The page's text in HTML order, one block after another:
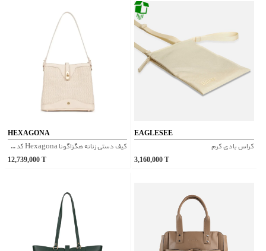
HEXAGONA
کیف دستی زنانه هگزاگونا Hexagona کد 6520141
12,739,000
EAGLESEE
کراس بادی کرم
3,160,000